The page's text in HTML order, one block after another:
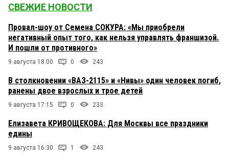
СВЕЖИЕ НОВОСТИ
Провал-шоу от Семена СОКУРА: «Мы приобрели
негативный опыт того, как нельзя управлять франшизой.
И пошли от противного»
9 августа 18:00 0 243
В столкновении «ВАЗ-2115» и «Нивы» один человек погиб,
ранены двое взрослых и трое детей
9 августа 17:15 0 233
Елизавета КРИВОЩЕКОВА: Для Москвы все праздники
едины
9 августа 16:30 1 243